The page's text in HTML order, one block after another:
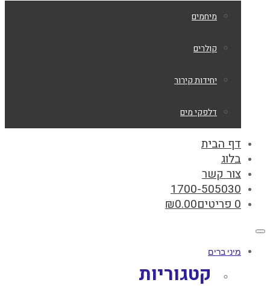
מיחמים
קולרים
יחידות קירור
דלפקי מים
דף הבית
בלוג
צור קשר
1700-505030
0 פריטים
₪0.00
מיני ברים
קטגוריות